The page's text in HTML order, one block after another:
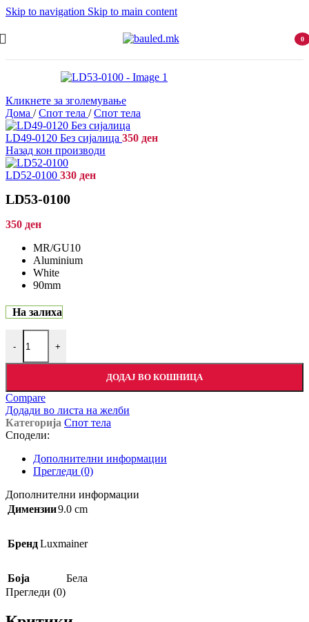
Skip to navigation Skip to main content
0
Кликнете за зголемување
Дома / Спот тела / Спот тела
LD49-0120 Без сијалица 350 ден
Назад кон производи
LD52-0100 330 ден
LD53-0100
350 ден
MR/GU10
Aluminium
White
90mm
На залиха
- +
ДОДАЈ ВО КОШНИЦА
Compare
Додади во листа на желби
Категорија Спот тела
Сподели:
Дополнителни информации
Прегледи (0)
Дополнителни информации
Димензии9.0 cm
БрендLuxmainer
Боја
Бела
Прегледи (0)